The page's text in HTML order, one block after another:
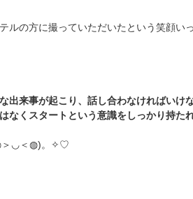
ルの方に撮っていただいたという笑顔
出来事が起こり、話し合わなければいけ
なくスタートという意識をしっかり持た
＞◡＜◍)。✧♡